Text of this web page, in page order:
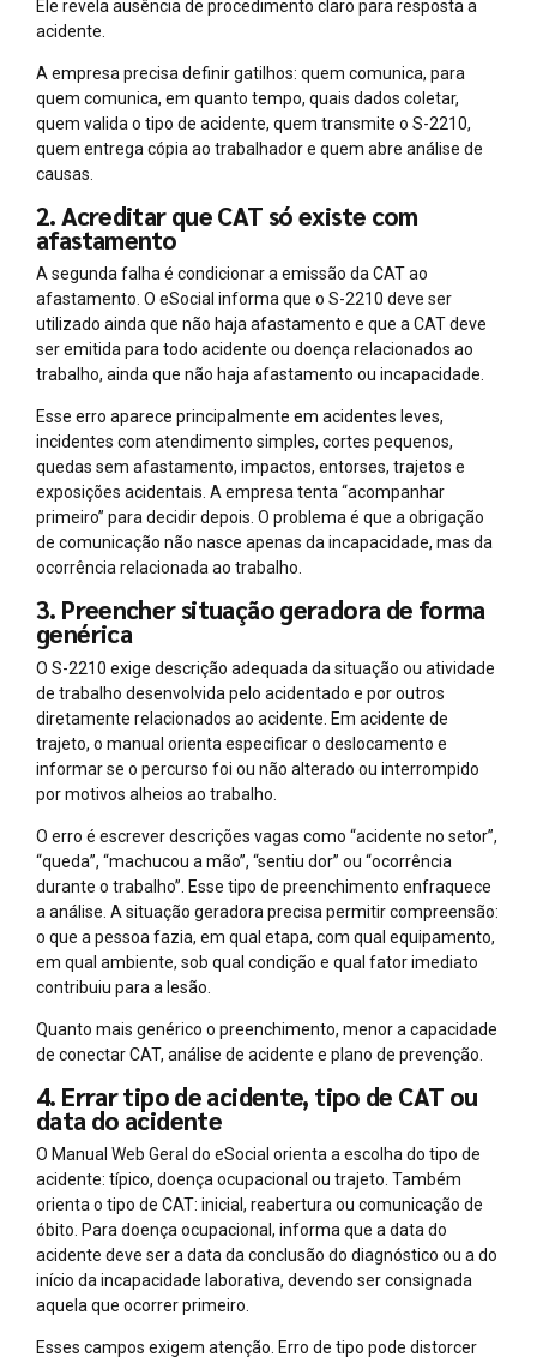
Ele revela ausência de procedimento claro para resposta a
acidente.
A empresa precisa definir gatilhos: quem comunica, para
quem comunica, em quanto tempo, quais dados coletar,
quem valida o tipo de acidente, quem transmite o S-2210,
quem entrega cópia ao trabalhador e quem abre análise de
causas.
2. Acreditar que CAT só existe com
afastamento
A segunda falha é condicionar a emissão da CAT ao
afastamento. O eSocial informa que o S-2210 deve ser
utilizado ainda que não haja afastamento e que a CAT deve
ser emitida para todo acidente ou doença relacionados ao
trabalho, ainda que não haja afastamento ou incapacidade.
Esse erro aparece principalmente em acidentes leves,
incidentes com atendimento simples, cortes pequenos,
quedas sem afastamento, impactos, entorses, trajetos e
exposições acidentais. A empresa tenta “acompanhar
primeiro” para decidir depois. O problema é que a obrigação
de comunicação não nasce apenas da incapacidade, mas da
ocorrência relacionada ao trabalho.
3. Preencher situação geradora de forma
genérica
O S-2210 exige descrição adequada da situação ou atividade
de trabalho desenvolvida pelo acidentado e por outros
diretamente relacionados ao acidente. Em acidente de
trajeto, o manual orienta especificar o deslocamento e
informar se o percurso foi ou não alterado ou interrompido
por motivos alheios ao trabalho.
O erro é escrever descrições vagas como “acidente no setor”,
“queda”, “machucou a mão”, “sentiu dor” ou “ocorrência
durante o trabalho”. Esse tipo de preenchimento enfraquece
a análise. A situação geradora precisa permitir compreensão:
o que a pessoa fazia, em qual etapa, com qual equipamento,
em qual ambiente, sob qual condição e qual fator imediato
contribuiu para a lesão.
Quanto mais genérico o preenchimento, menor a capacidade
de conectar CAT, análise de acidente e plano de prevenção.
4. Errar tipo de acidente, tipo de CAT ou
data do acidente
O Manual Web Geral do eSocial orienta a escolha do tipo de
acidente: típico, doença ocupacional ou trajeto. Também
orienta o tipo de CAT: inicial, reabertura ou comunicação de
óbito. Para doença ocupacional, informa que a data do
acidente deve ser a data da conclusão do diagnóstico ou a do
início da incapacidade laborativa, devendo ser consignada
aquela que ocorrer primeiro.
Esses campos exigem atenção. Erro de tipo pode distorcer